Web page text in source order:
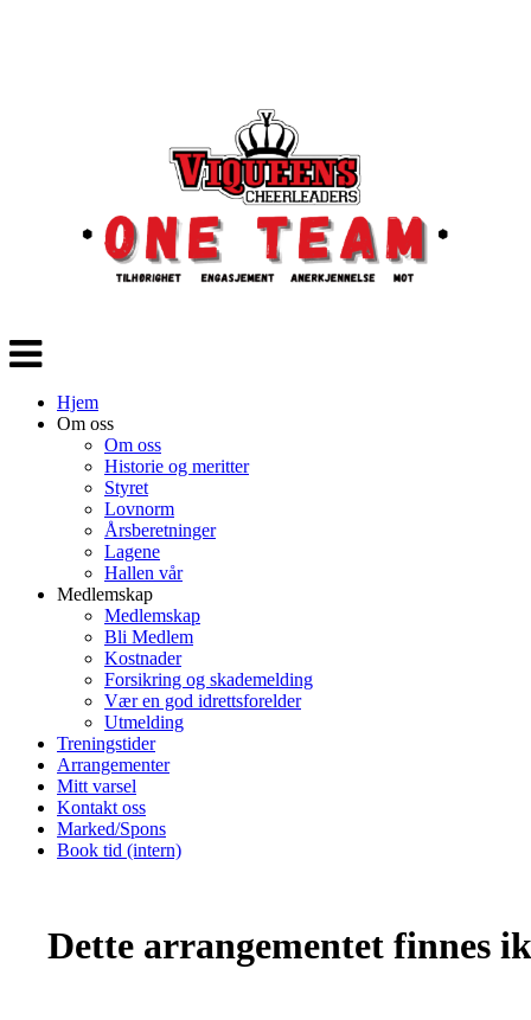
Veksle
navigasjon
Hjem
Om oss
Om oss
Historie og meritter
Styret
Lovnorm
Årsberetninger
Lagene
Hallen vår
Medlemskap
Medlemskap
Bli Medlem
Kostnader
Forsikring og skademelding
Vær en god idrettsforelder
Utmelding
Treningstider
Arrangementer
Mitt varsel
Kontakt oss
Marked/Spons
Book tid (intern)
Dette arrangementet finnes